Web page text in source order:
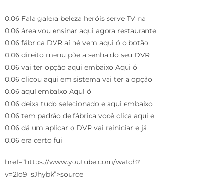
0.06 Fala galera beleza heróis serve TV na
0.06 área vou ensinar aqui agora restaurante
0.06 fábrica DVR aí né vem aqui ó o botão
0.06 direito menu põe a senha do seu DVR
0.06 vai ter opção aqui embaixo Aqui ó
0.06 clicou aqui em sistema vai ter a opção
0.06 aqui embaixo Aqui ó
0.06 deixa tudo selecionado e aqui embaixo
0.06 tem padrão de fábrica você clica aqui e
0.06 dá um aplicar o DVR vai reiniciar e já
0.06 era certo fui
href=”https://www.youtube.com/watch?
v=2Io9_sJhybk”>source